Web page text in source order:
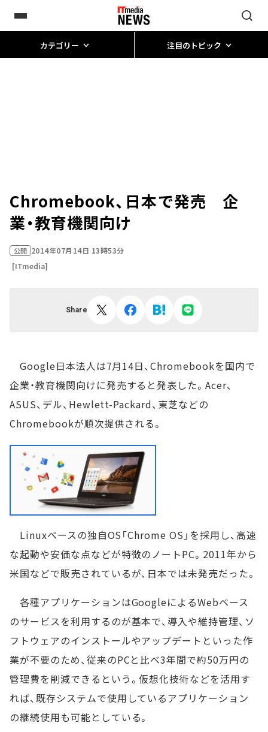
カテゴリー 注目のトピック
Chromebook、日本で発売 企
業・教育機関向け
公開 2014年07月14日 13時53分
[ITmedia]
Share
Google日本法人は7月14日、Chromebookを国内で
企業・教育機関向けに発売すると発表した。Acer、
ASUS、デル、Hewlett-Packard、東芝などの
Chromebookが順次提供される。
Linuxベースの独自OS「Chrome OS」を採用し、高速
な起動や安価な点などが特徴のノートPC。2011年から
米国などで販売されているが、日本では未発売だった。
各種アプリケーションはGoogleによるWebベース
のサービスを利用するのが基本で、導入や維持管理、ソ
フトウェアのインストールやアップデートといった作
業が不要のため、従来のPCと比べ3年間で約50万円の
管理費を削減できるという。仮想化技術などを活用す
れば、既存システムで使用しているアプリケーション
の継続使用も可能としている。